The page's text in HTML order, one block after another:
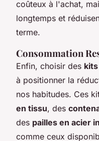
coûteux à l'achat,
longtemps et
terme.
Consommation
Enfin, choisir des
à positionner la
nos habitudes. Ces
en tissu, des
des pailles en acier
comme ceux